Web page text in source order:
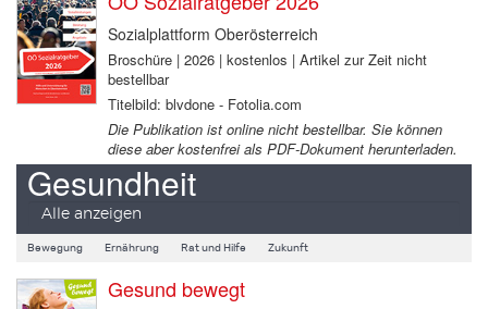
Sozialplattform Oberösterreich
Broschüre | 2026 | kostenlos | Artikel zur Zeit nicht
bestellbar
Titelbild: blvdone - Fotolia.com
Die Publikation ist online nicht bestellbar. Sie können
diese aber kostenfrei als PDF-Dokument herunterladen.
Gesundheit
Alle anzeigen
Bewegung Ernährung Rat und Hilfe Zukunft
Gesund bewegt